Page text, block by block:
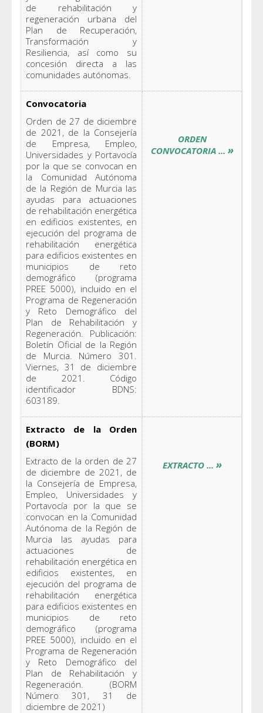
de rehabilitación y
regeneración urbana del
Plan de Recuperación,
Transformación y
Resiliencia, así como su
concesión directa a las
comunidades autónomas.
Convocatoria
Orden de 27 de diciembre
de 2021, de la Consejería
de Empresa, Empleo,
Universidades y Portavocía
por la que se convocan en
la Comunidad Autónoma
de la Región de Murcia las
ayudas para actuaciones
de rehabilitación energética
en edificios existentes, en
ejecución del programa de
rehabilitación energética
para edificios existentes en
municipios de reto
demográfico (programa
PREE 5000), incluido en el
Programa de Regeneración
y Reto Demográfico del
Plan de Rehabilitación y
Regeneración. Publicación:
Boletín Oficial de la Región
de Murcia. Número 301.
Viernes, 31 de diciembre
de 2021. Código
identificador BDNS:
603189.
ORDEN
CONVOCATORIA ... »
Extracto de la Orden
(BORM)
Extracto de la orden de 27
de diciembre de 2021, de
la Consejería de Empresa,
Empleo, Universidades y
Portavocía por la que se
convocan en la Comunidad
Autónoma de la Región de
Murcia las ayudas para
actuaciones de
rehabilitación energética en
edificios existentes, en
ejecución del programa de
rehabilitación energética
para edificios existentes en
municipios de reto
demográfico (programa
PREE 5000), incluido en el
Programa de Regeneración
y Reto Demográfico del
Plan de Rehabilitación y
Regeneración. (BORM
Número 301, 31 de
diciembre de 2021)
EXTRACTO ... »